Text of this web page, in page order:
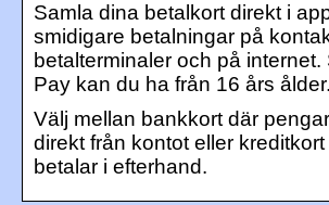
Samla dina betalkort direkt i
smidigare betalningar på
betalterminaler och på internet.
Pay kan du ha från 16 års ålder.
Välj mellan bankkort där
direkt från kontot eller
betalar i efterhand.